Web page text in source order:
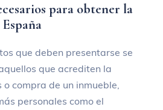
para obtener la
que deben presentarse se
que acrediten la
compra de un inmueble,
personales como el